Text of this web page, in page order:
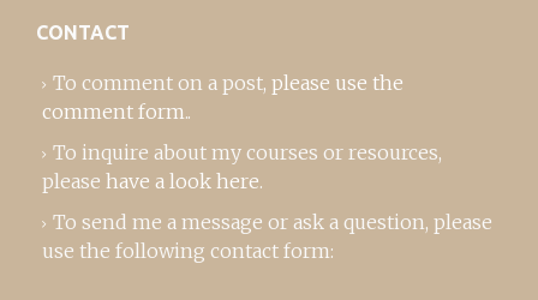
CONTACT
To comment on a post, please use the
comment form..
To inquire about my courses or resources,
please have a look here.
To send me a message or ask a question, please
use the following contact form: